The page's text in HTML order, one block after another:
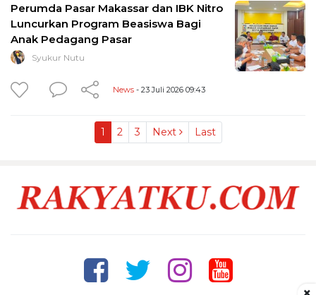
Perumda Pasar Makassar dan IBK Nitro
Luncurkan Program Beasiswa Bagi
Anak Pedagang Pasar
Syukur Nutu
News - 23 Juli 2026 09:43
1 2 3 Next Last